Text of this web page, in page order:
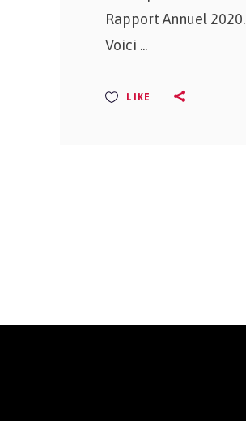
Rapport Annuel 2020.
Voici
LIKE